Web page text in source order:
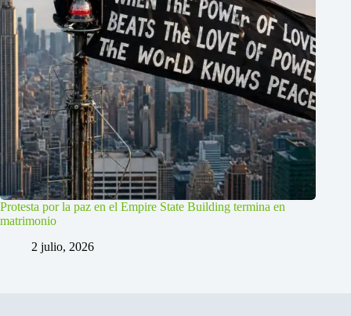
Protesta por la paz en el Empire State Building termina en
matrimonio
2 julio, 2026